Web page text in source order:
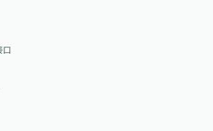
口